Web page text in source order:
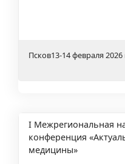
Псков13-14 февраля 2026
I Межрегиональная
конференция
медицины»